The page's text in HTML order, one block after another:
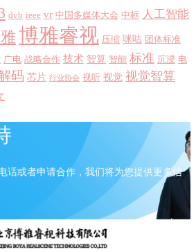
dvb ieee vr 中国多媒体大会 中标 人工智能
博雅睿视 压缩 咪咕 团体标准
广电 战略合作 技术 智算 智能 标准 沉浸 电
码 芯片 行业协会 视听 视觉 视觉智算
话或者申请合作，我们将为您提供更多信